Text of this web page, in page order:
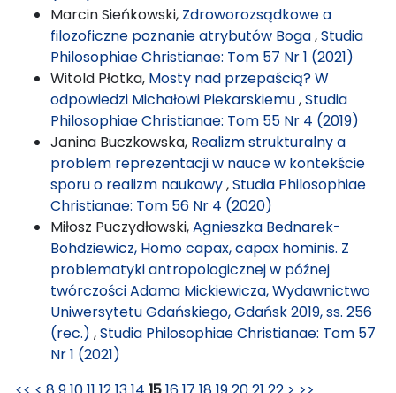
Marcin Sieńkowski, Zdroworozsądkowe a
filozoficzne poznanie atrybutów Boga,Studia
Philosophiae Christianae: Tom 57 Nr 1 (2021)
Witold Płotka, Mosty nad przepaścią? W
odpowiedzi Michałowi Piekarskiemu,Studia
Philosophiae Christianae: Tom 55 Nr 4 (2019)
Janina Buczkowska, Realizm strukturalny a
problem reprezentacji w nauce w kontekście
sporu o realizm naukowy,Studia Philosophiae
Christianae: Tom 56 Nr 4 (2020)
Miłosz Puczydłowski,Agnieszka Bednarek-
Bohdziewicz, Homo capax, capax hominis. Z
problematyki antropologicznej w późnej
twórczości Adama Mickiewicza, Wydawnictwo
Uniwersytetu Gdańskiego, Gdańsk 2019, ss. 256
(rec.) ,Studia Philosophiae Christianae: Tom 57
Nr 1 (2021)